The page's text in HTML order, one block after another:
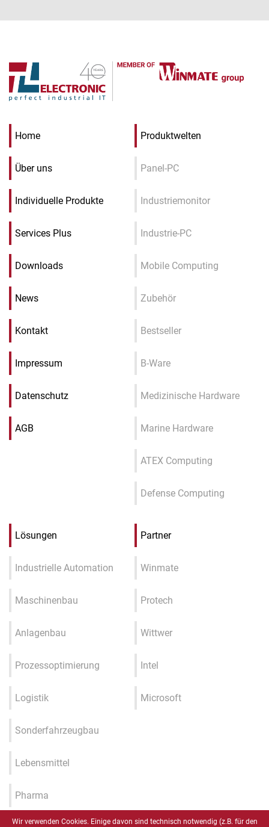
Home
Über uns
Individuelle Produkte
Services Plus
Downloads
News
Kontakt
Impressum
Datenschutz
AGB
Produktwelten
Panel-PC
Industriemonitor
Industrie-PC
Mobile Computing
Zubehör
Bestseller
B-Ware
Medizinische Hardware
Marine Hardware
ATEX Computing
Defense Computing
Lösungen
Industrielle Automation
Maschinenbau
Anlagenbau
Prozessoptimierung
Logistik
Sonderfahrzeugbau
Lebensmittel
Pharma
Partner
Winmate
Protech
Wittwer
Intel
Microsoft
Wir verwenden Cookies. Einige davon sind technisch notwendig (z.B. für den